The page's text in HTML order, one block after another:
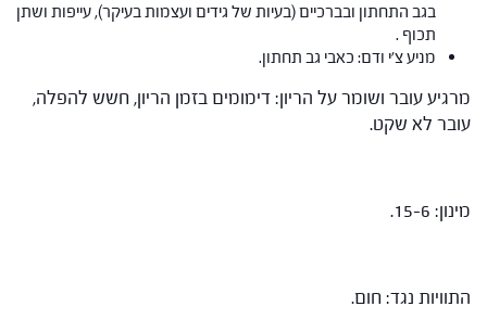
בגב התחתון ובברכיים (בעיות של גידים ועצמות בעיקר), עייפות ושתן
תכוף .
מניע צ'י ודם: כאבי גב תחתון.
מרגיע עובר ושומר על הריון: דימומים בזמן הריון, חשש להפלה,
עובר לא שקט.
מינון: 15-6.
התוויות נגד: חום.